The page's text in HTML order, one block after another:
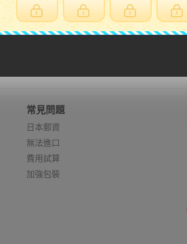
常見問題
日本郵資
無法進口
費用試算
加強包裝